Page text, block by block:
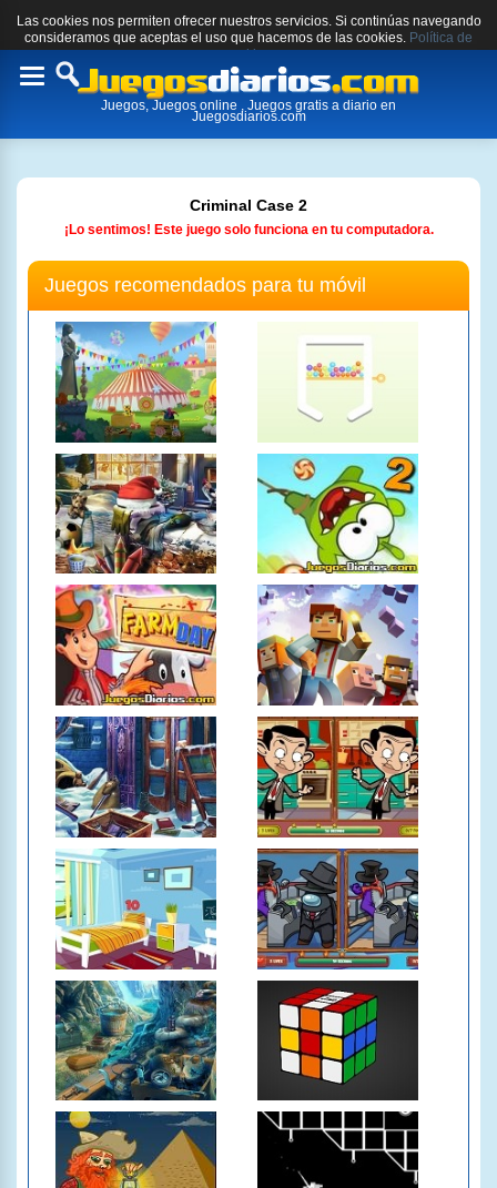
Las cookies nos permiten ofrecer nuestros servicios. Si continúas navegando
consideramos que aceptas el uso que hacemos de las cookies. Política de
cookies.
Toggle
Juegos, Juegos online , Juegos gratis a diario en
Juegosdiarios.com
Criminal Case 2
¡Lo sentimos! Este juego solo funciona en tu computadora.
Juegos recomendados para tu móvil